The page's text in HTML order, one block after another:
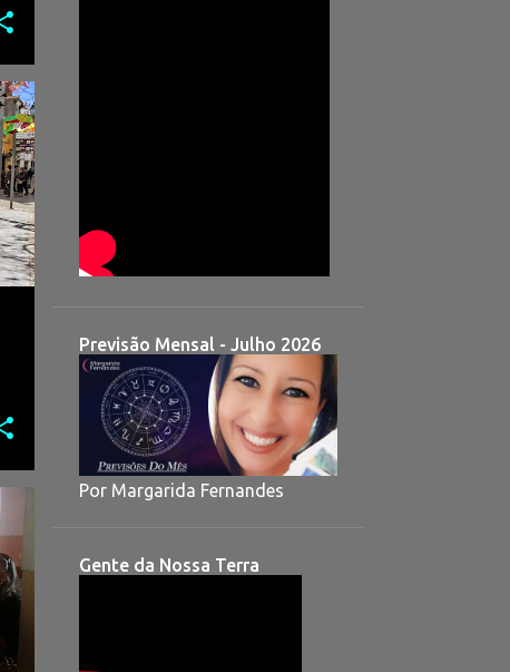
Previsão Mensal - Julho 2026
Por Margarida Fernandes
Gente da Nossa Terra